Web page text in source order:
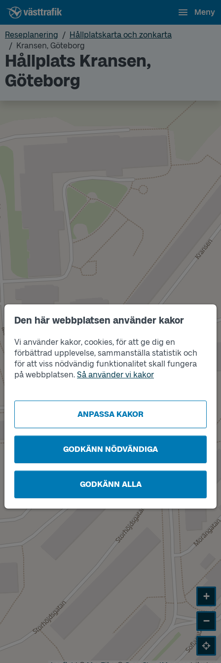
Den här webbplatsen använder kakor
Vi använder kakor, cookies, för att ge dig en
förbättrad upplevelse, sammanställa statistik och
för att viss nödvändig funktionalitet skall fungera
på webbplatsen. Så använder vi kakor
ANPASSA KAKOR
GODKÄNN NÖDVÄNDIGA
GODKÄNN ALLA
Meny
Reseplanering
Hållplatskarta och zonkarta
Kransen, Göteborg
Hållplats Kransen,
Göteborg
Läge
A
+
−